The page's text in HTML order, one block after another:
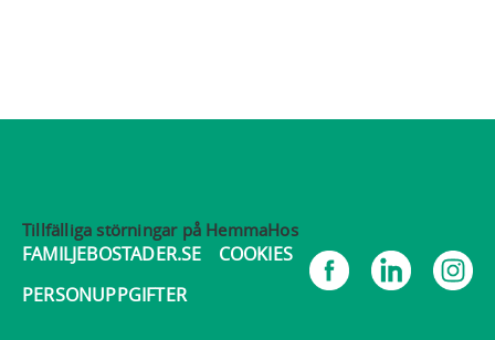
Tillfälliga störningar på HemmaHos
FAMILJEBOSTADER.SE
COOKIES
PERSONUPPGIFTER